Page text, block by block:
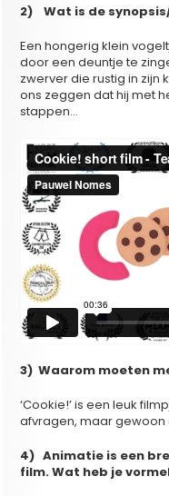
2) Wat is de
Een hongerig klein
door een deuntje te
zwerver die rustig in zijn
ons zeggen dat hij met
stappen…
3) Waarom moeten
‘Cookie!’ is een leuk
afvragen, maar
4) Animatie is een
film. Wat heb je